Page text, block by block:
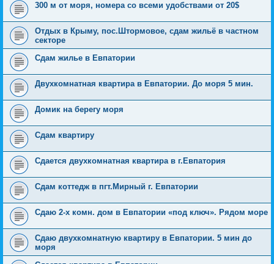
300 м от моря, номера со всеми удобствами от 20$
Отдых в Крыму, пос.Штормовое, сдам жильё в частном
секторе
Сдам жилье в Евпатории
Двухкомнатная квартира в Евпатории. До моря 5 мин.
Домик на берегу моря
Сдам квартиру
Сдается двухкомнатная квартира в г.Евпатория
Сдам коттедж в пгт.Мирный г. Eвпатории
Сдаю 2-х комн. дом в Евпатории «под ключ». Рядом море
Сдаю двухкомнатную квартиру в Евпатории. 5 мин до
моря